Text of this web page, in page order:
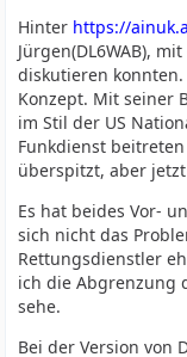
Hinter https://
Jürgen(DL6WAB),
diskutieren
Konzept. Mit seiner
im Stil der US
Funkdienst beitreten
überspitzt, aber
Es hat beides Vor-
sich nicht das
Rettungsdienstler
ich die Abgrenzung
sehe.
Bei der Version von